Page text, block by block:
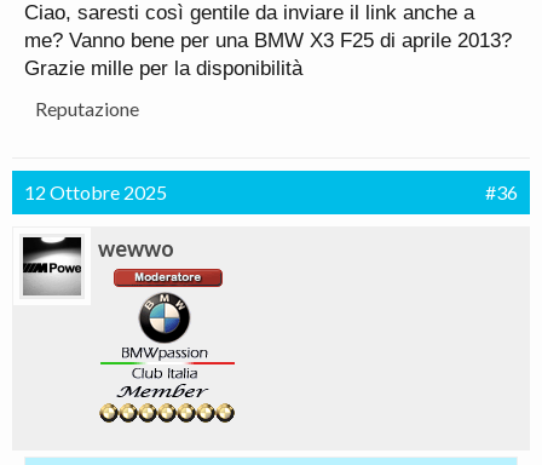
Ciao, saresti così gentile da inviare il link anche a
me? Vanno bene per una BMW X3 F25 di aprile 2013?
Grazie mille per la disponibilità
Reputazione
12 Ottobre 2025 #36
wewwo